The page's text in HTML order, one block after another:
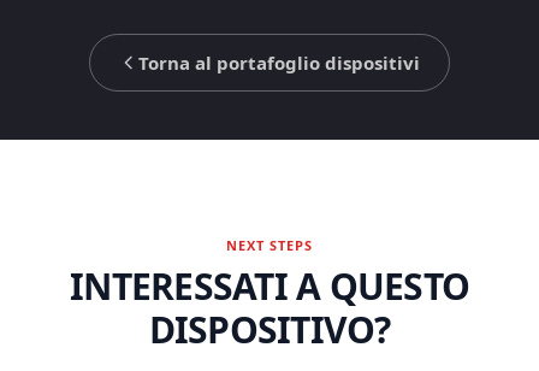
Torna al portafoglio dispositivi
NEXT STEPS
INTERESSATI A QUESTO
DISPOSITIVO?